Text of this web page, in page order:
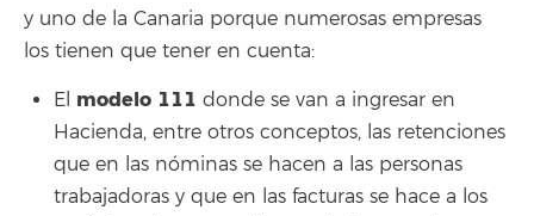
y uno de la Canaria porque numerosas empresas
los tienen que tener en cuenta:
El modelo 111 donde se van a ingresar en
Hacienda, entre otros conceptos, las retenciones
que en las nóminas se hacen a las personas
trabajadoras y que en las facturas se hace a los